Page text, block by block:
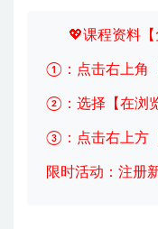
💖课程资料
①：点击右上角
②：选择【在浏
③：点击右上
限时活动：注册